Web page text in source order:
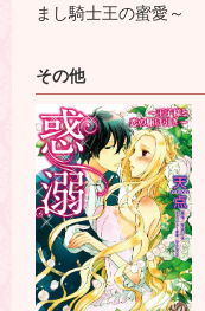
まし騎士王の蜜愛～
その他